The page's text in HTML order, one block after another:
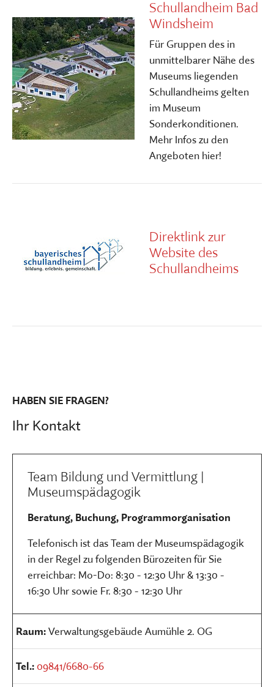
Schullandheim Bad
Windsheim
Für Gruppen des in
unmittelbarer Nähe des
Museums liegenden
Schullandheims gelten
im Museum
Sonderkonditionen.
Mehr Infos zu den
Angeboten hier!
Direktlink zur
Website des
Schullandheims
Ihr Kontakt
HABEN SIE FRAGEN?
Team Bildung und Vermittlung |
Museumspädagogik
Beratung, Buchung, Programmorganisation
Telefonisch ist das Team der Museumspädagogik
in der Regel zu folgenden Bürozeiten für Sie
erreichbar: Mo-Do: 8:30 - 12:30 Uhr & 13:30 -
16:30 Uhr sowie Fr. 8:30 - 12:30 Uhr
Raum:Verwaltungsgebäude Aumühle 2. OG
Tel.:09841/6680-66